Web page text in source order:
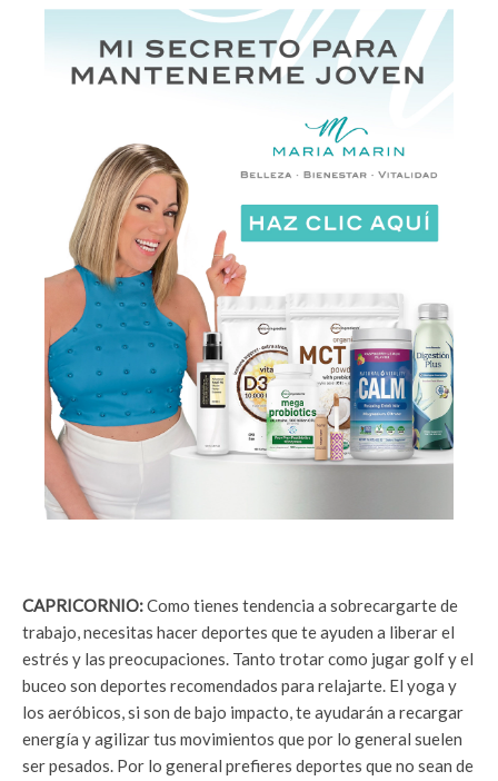
CAPRICORNIO:Como tienes tendencia a sobrecargarte de
trabajo, necesitas hacer deportes que te ayuden a liberar el
estrés y las preocupaciones. Tanto trotar como jugar golf y el
buceo son deportes recomendados para relajarte. El yoga y
los aeróbicos, si son de bajo impacto, te ayudarán a recargar
energía y agilizar tus movimientos que por lo general suelen
ser pesados. Por lo general prefieres deportes que no sean de